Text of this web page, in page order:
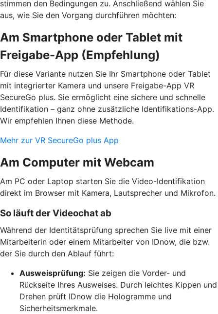
stimmen den Bedingungen zu. Anschließend wählen Sie
aus, wie Sie den Vorgang durchführen möchten:
Am Smartphone oder Tablet mit
Freigabe-App (Empfehlung)
Für diese Variante nutzen Sie Ihr Smartphone oder Tablet
mit integrierter Kamera und unsere Freigabe-App VR
SecureGo plus. Sie ermöglicht eine sichere und schnelle
Identifikation – ganz ohne zusätzliche Identifikations-App.
Wir empfehlen Ihnen diese Methode.
Mehr zur VR SecureGo plus App
Am Computer mit Webcam
Am PC oder Laptop starten Sie die Video-Identifikation
direkt im Browser mit Kamera, Lautsprecher und Mikrofon.
So läuft der Videochat ab
Während der Identitätsprüfung sprechen Sie live mit einer
Mitarbeiterin oder einem Mitarbeiter von IDnow, die bzw.
der Sie durch den Ablauf führt:
Ausweisprüfung: Sie zeigen die Vorder- und
Rückseite Ihres Ausweises. Durch leichtes Kippen und
Drehen prüft IDnow die Hologramme und
Sicherheitsmerkmale.